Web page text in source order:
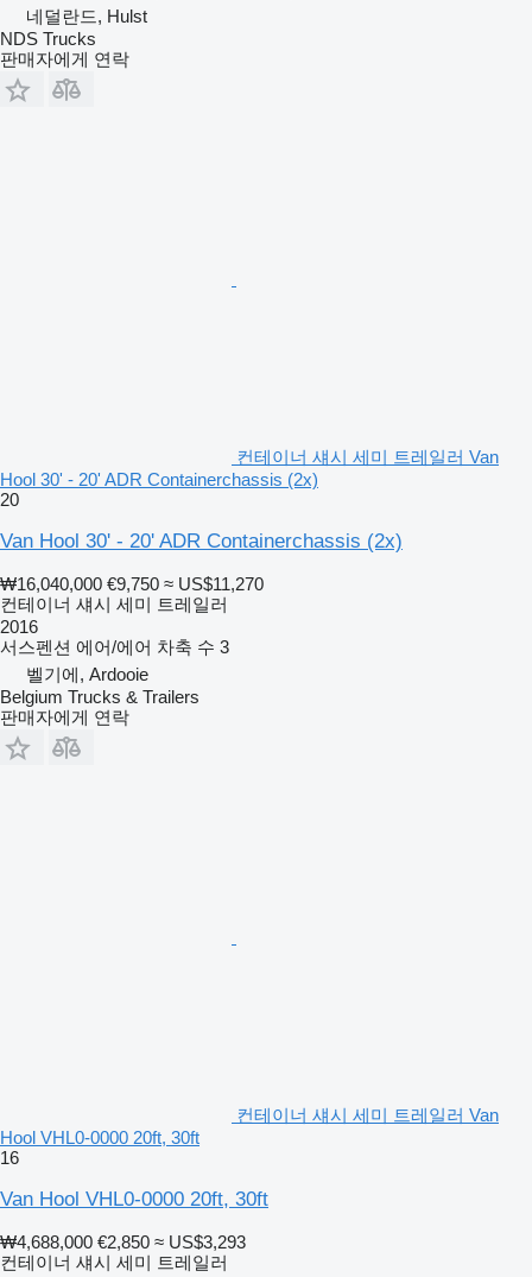
네덜란드, Hulst
NDS Trucks
판매자에게 연락
컨테이너 섀시 세미 트레일러 Van
Hool 30' - 20' ADR Containerchassis (2x)
20
Van Hool 30' - 20' ADR Containerchassis (2x)
₩16,040,000 €9,750 ≈ US$11,270
컨테이너 섀시 세미 트레일러
2016
서스펜션 에어/에어 차축 수 3
벨기에, Ardooie
Belgium Trucks & Trailers
판매자에게 연락
컨테이너 섀시 세미 트레일러 Van
Hool VHL0-0000 20ft, 30ft
16
Van Hool VHL0-0000 20ft, 30ft
₩4,688,000 €2,850 ≈ US$3,293
컨테이너 섀시 세미 트레일러